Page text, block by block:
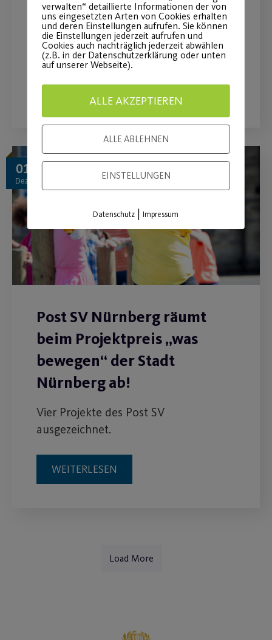
Wir sporteln auch in den Ferien vom
27.12.22-05.01.2023!
WEITERLESEN
01
Dez.
Post SV Nürnberg räumt
beim Projektpreis „was
bewegen“ der Stadt
Nürnberg ab!
Vier Projekte des Post SV
ausgezeichnet.
WEITERLESEN
Load More
verwalten“ detaillierte Informationen der von
uns eingesetzten Arten von Cookies erhalten
und deren Einstellungen aufrufen. Sie können
die Einstellungen jederzeit aufrufen und
Cookies auch nachträglich jederzeit abwählen
(z.B. in der Datenschutzerklärung oder unten
auf unserer Webseite).
ALLE AKZEPTIEREN
ALLE ABLEHNEN
EINSTELLUNGEN
Datenschutz |Impressum